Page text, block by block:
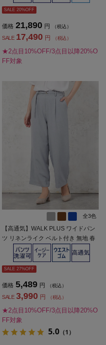
SALE 20%OFF
価格 21,890 円 （税込）
SALE 17,490 円 （税込）
★2点目10%OFF/3点目以降20%O
FF対象
全3色
【高通気】WALK PLUS ワイドパン
ツ リネンライク ベルト付き 無地 春
夏【レディース】
SALE 27%OFF
価格 5,489 円 （税込）
SALE 3,990 円 （税込）
★2点目10%OFF/3点目以降20%O
FF対象
5.0 （1）